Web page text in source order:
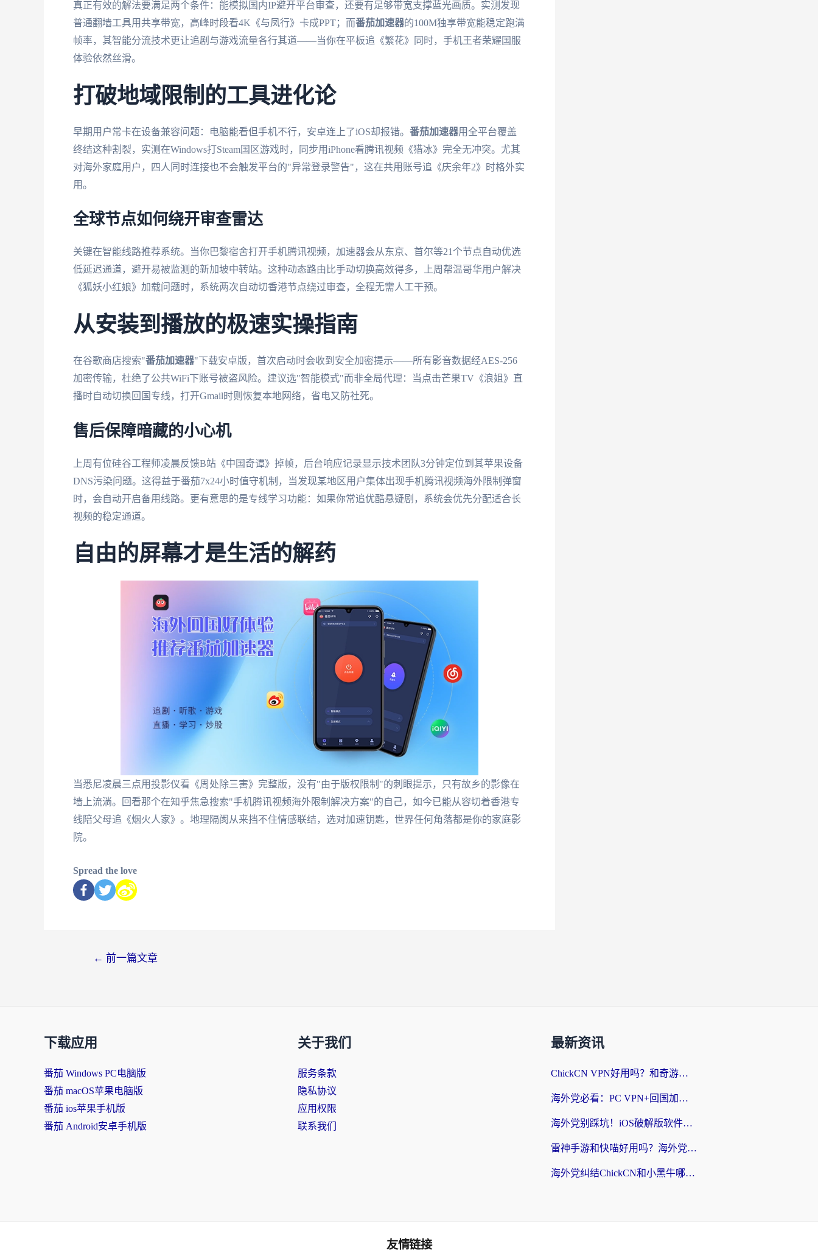
真正有效的解法要满足两个条件：能模拟国内IP避开平台审查，还要有足够带宽支撑蓝光画质。实测发现
普通翻墙工具用共享带宽，高峰时段看4K《与凤行》卡成PPT；而番茄加速器的100M独享带宽能稳定跑满
帧率，其智能分流技术更让追剧与游戏流量各行其道——当你在平板追《繁花》同时，手机王者荣耀国服
体验依然丝滑。
打破地域限制的工具进化论
早期用户常卡在设备兼容问题：电脑能看但手机不行，安卓连上了iOS却报错。 番茄加速器用全平台覆盖
终结这种割裂，实测在Windows打Steam国区游戏时，同步用iPhone看腾讯视频《猎冰》完全无冲突。尤其
对海外家庭用户，四人同时连接也不会触发平台的"异常登录警告"，这在共用账号追《庆余年2》时格外实
用。
全球节点如何绕开审查雷达
关键在智能线路推荐系统。当你巴黎宿舍打开手机腾讯视频，加速器会从东京、首尔等21个节点自动优选
低延迟通道，避开易被监测的新加坡中转站。这种动态路由比手动切换高效得多，上周帮温哥华用户解决
《狐妖小红娘》加载问题时，系统两次自动切香港节点绕过审查，全程无需人工干预。
从安装到播放的极速实操指南
在谷歌商店搜索"番茄加速器"下载安卓版，首次启动时会收到安全加密提示——所有影音数据经AES-256
加密传输，杜绝了公共WiFi下账号被盗风险。建议选"智能模式"而非全局代理：当点击芒果TV《浪姐》直
播时自动切换回国专线，打开Gmail时则恢复本地网络，省电又防社死。
售后保障暗藏的小心机
上周有位硅谷工程师凌晨反馈B站《中国奇谭》掉帧，后台响应记录显示技术团队3分钟定位到其苹果设备
DNS污染问题。这得益于番茄7x24小时值守机制，当发现某地区用户集体出现手机腾讯视频海外限制弹窗
时，会自动开启备用线路。更有意思的是专线学习功能：如果你常追优酷悬疑剧，系统会优先分配适合长
视频的稳定通道。
自由的屏幕才是生活的解药
当悉尼凌晨三点用投影仪看《周处除三害》完整版，没有"由于版权限制"的刺眼提示，只有故乡的影像在
墙上流淌。回看那个在知乎焦急搜索"手机腾讯视频海外限制解决方案"的自己，如今已能从容切着香港专
线陪父母追《烟火人家》。地理隔阂从来挡不住情感联结，选对加速钥匙，世界任何角落都是你的家庭影
院。
Spread the love
← 前一篇文章
下载应用
番茄 Windows PC电脑版
番茄 macOS苹果电脑版
番茄 ios苹果手机版
番茄 Android安卓手机版
关于我们
服务条款
隐私协议
应用权限
联系我们
最新资讯
ChickCN VPN好用吗？和奇游手游VPN对比哪个回国效果更好？海外党亲测实用指南
海外党必看：PC VPN+回国加速器怎么选？无缝访问国内资源全攻略
海外党别踩坑！iOS破解版软件不可靠？教你选对回国加速器无缝看国内资源
雷神手游和快喵好用吗？海外党亲测5款回国加速器，附斧牛Bling对比+微信视频号解决办法
海外党纠结ChickCN和小黑牛哪个好？一篇帮你选对回国加速器的实用指南
友情链接